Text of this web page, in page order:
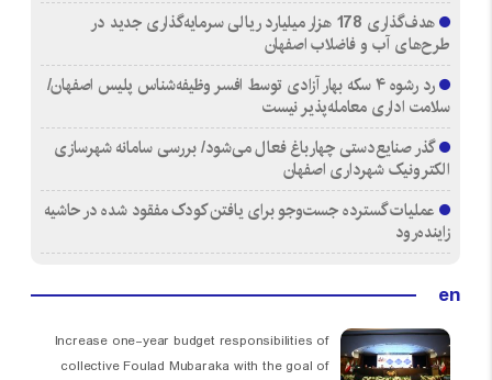
هدف‌گذاری 178 هزار میلیارد ریالی سرمایه‌گذاری جدید در
طرح‌های آب و فاضلاب اصفهان
رد رشوه ۴ سکه بهار آزادی توسط افسر وظیفه‌شناس پلیس اصفهان/
سلامت اداری معامله‌پذیر نیست
گذر صنایع‌دستی چهارباغ فعال می‌شود/ بررسی سامانه شهرسازی
الکترونیک شهرداری اصفهان
عملیات گسترده جست‌وجو برای یافتن کودک مفقود شده در حاشیه
زاینده‌رود
en
Increase one-year budget responsibilities of
collective Foulad Mubaraka with the goal of